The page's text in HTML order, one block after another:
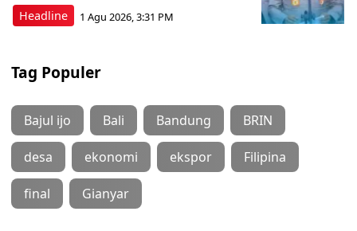
Headline 1 Agu 2026, 3:31 PM
Tag Populer
Bajul ijo Bali Bandung BRIN
desa ekonomi ekspor Filipina
final Gianyar